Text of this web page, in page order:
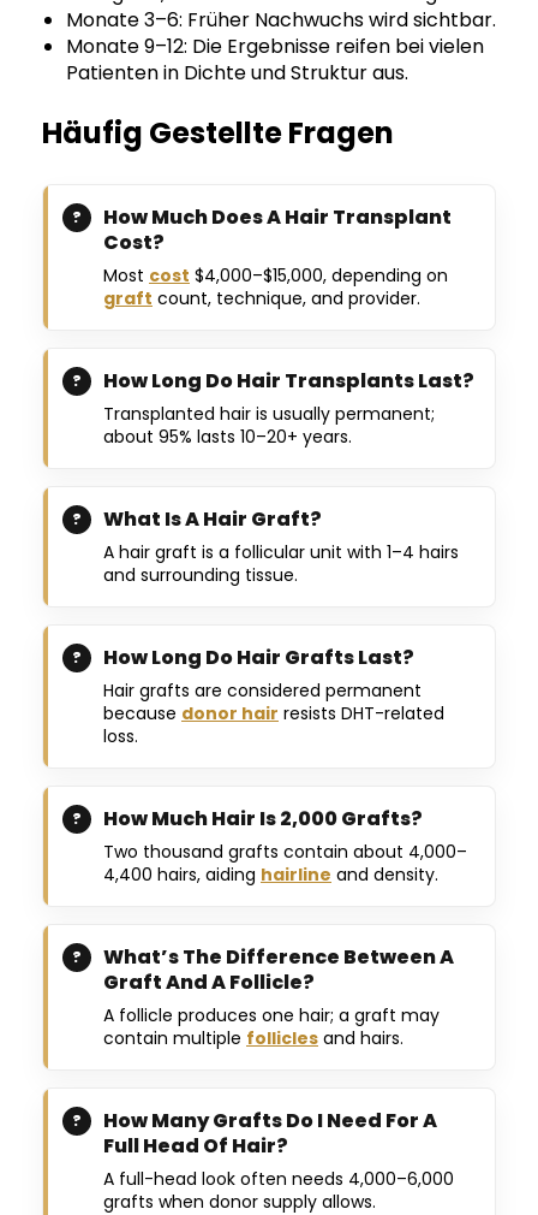
Monate 3–6: Früher Nachwuchs wird sichtbar.
Monate 9–12: Die Ergebnisse reifen bei vielen
Patienten in Dichte und Struktur aus.
Häufig Gestellte Fragen
How Much Does A Hair Transplant
Cost?
Most cost $4,000–$15,000, depending on
graft count, technique, and provider.
How Long Do Hair Transplants Last?
Transplanted hair is usually permanent;
about 95% lasts 10–20+ years.
What Is A Hair Graft?
A hair graft is a follicular unit with 1–4 hairs
and surrounding tissue.
How Long Do Hair Grafts Last?
Hair grafts are considered permanent
because donor hair resists DHT-related
loss.
How Much Hair Is 2,000 Grafts?
Two thousand grafts contain about 4,000–
4,400 hairs, aiding hairline and density.
What’s The Difference Between A
Graft And A Follicle?
A follicle produces one hair; a graft may
contain multiple follicles and hairs.
How Many Grafts Do I Need For A
Full Head Of Hair?
A full-head look often needs 4,000–6,000
grafts when donor supply allows.